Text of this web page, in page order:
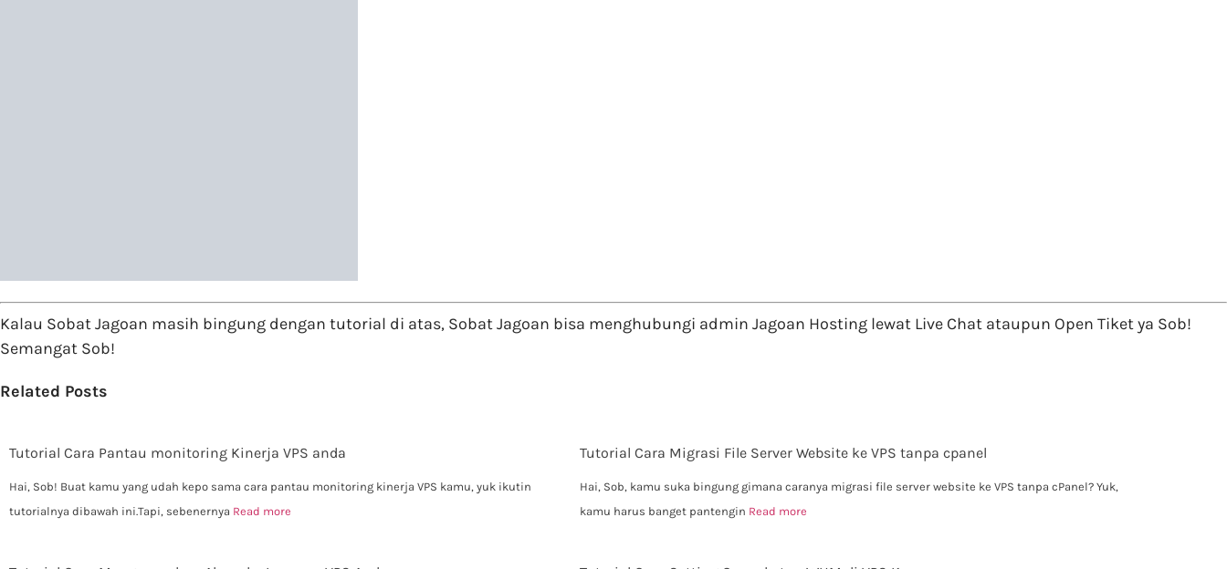
Kalau Sobat Jagoan masih bingung dengan tutorial di atas, Sobat Jagoan bisa menghubungi admin Jagoan Hosting lewat Live Chat ataupun Open Tiket ya Sob!
Semangat Sob!
Related Posts
Tutorial Cara Pantau monitoring Kinerja VPS anda
Hai, Sob! Buat kamu yang udah kepo sama cara pantau monitoring kinerja VPS kamu, yuk ikutin
tutorialnya dibawah ini.Tapi, sebenernya Read more
Tutorial Cara Migrasi File Server Website ke VPS tanpa cpanel
Hai, Sob, kamu suka bingung gimana caranya migrasi file server website ke VPS tanpa cPanel? Yuk,
kamu harus banget pantengin Read more